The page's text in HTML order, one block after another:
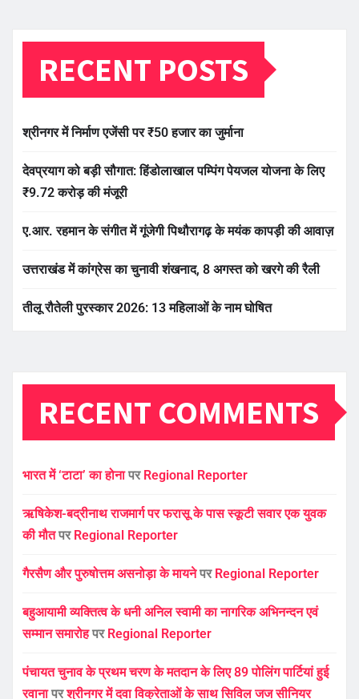
RECENT POSTS
श्रीनगर में निर्माण एजेंसी पर ₹50 हजार का जुर्माना
देवप्रयाग को बड़ी सौगात: हिंडोलाखाल पम्पिंग पेयजल योजना के लिए
₹9.72 करोड़ की मंजूरी
ए.आर. रहमान के संगीत में गूंजेगी पिथौरागढ़ के मयंक कापड़ी की आवाज़
उत्तराखंड में कांग्रेस का चुनावी शंखनाद, 8 अगस्त को खरगे की रैली
तीलू रौतेली पुरस्कार 2026: 13 महिलाओं के नाम घोषित
RECENT COMMENTS
भारत में ‘टाटा’ का होनापर Regional Reporter
ऋषिकेश-बद्रीनाथ राजमार्ग पर फरासू के पास स्कूटी सवार एक युवक
की मौतपर Regional Reporter
गैरसैण और पुरुषोत्तम असनोड़ा के मायनेपर Regional Reporter
बहुआयामी व्यक्तित्व के धनी अनिल स्वामी का नागरिक अभिनन्दन एवं
सम्मान समारोहपर Regional Reporter
पंचायत चुनाव के प्रथम चरण के मतदान के लिए 89 पोलिंग पार्टियां हुई
रवानापरश्रीनगर में दवा विक्रेताओं के साथ सिविल जज सीनियर